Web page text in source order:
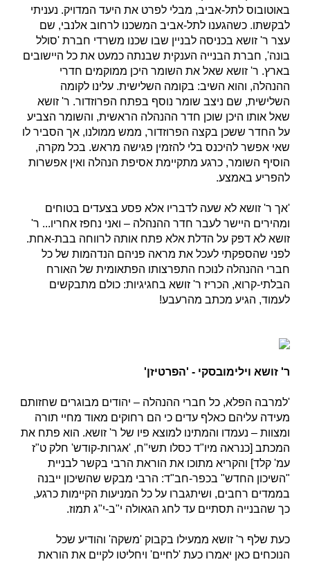
באוטובוס לתל-אביב, מבלי לפרט את היעד המדויק. נעניתי
לבקשתו. כשהגענו לתל-אביב המשכנו לרחוב אלנבי, שם
עצר ר' זושא בכניסה לבניין שבו שכנו משרדי חברת 'סולל
בונה', חברת הבנייה הענקית שבנתה כמעט את כל היישובים
בארץ. ר' זושא שאל את השומר היכן ממוקמים חדרי
ההנהלה, והוא השיב: בקומה השלישית. עלינו לקומה
השלישית, שם ניצב שומר נוסף בפתח הפרוזדור. ר' זושא
שאל אותו היכן שוכן חדר ההנהלה הראשית, והשומר הצביע
על החדר ששכן בקצה הפרוזדור, ממש ממולנו, אך הסביר לו
שאי אפשר להיכנס בלי להזמין פגישה מראש. בכל מקרה,
הוסיף השומר, כרגע מתקיימת אסיפת הנהלה ואין אפשרות
להפריע באמצע.
'אך ר' זושא לא שעה לדבריו אלא פסע בצעדים בטוחים
ומהירים היישר לעבר חדר ההנהלה – ואני נחפז אחריו... ר'
זושא לא דפק על הדלת אלא פתח אותה לרווחה בבת-אחת.
לפני שהספקתי לעכל את מראה פניהם הנדהמות של כל
חברי ההנהלה לנוכח התפרצותו הפתאומית של האורח
הבלתי-קרוא, הכריז ר' זושא בחגיגיות: כולם מתבקשים
לעמוד, הגיע מכתב מהרעבע!
ר' זושא וילימובסקי - 'הפרטיזן'
'למרבה הפלא, כל חברי ההנהלה – יהודים מבוגרים שחזותם
מעידה עליהם כאלף עדים כי הם רחוקים מאוד מחיי תורה
ומצוות – נעמדו והמתינו למוצא פיו של ר' זושא. הוא פתח את
המכתב [כנראה מיו"ד כסלו תשי"ח, 'אגרות-קודש' חלק ט"ז
עמ' קלד] והקריא מתוכו את הוראת הרבי בקשר לבניית
"השיכון החדש" בכפר-חב"ד: הרבי מבקש שהשיכון ייבנה
בממדים רחבים, ושיתגברו על כל המניעות הקיימות כרגע,
כך שהבנייה תסתיים עד לחג הגאולה י"ב-י"ג תמוז.
כעת שלף ר' זושא ממעילו בקבוק 'משקה' והודיע שכל
הנוכחים כאן יאמרו כעת 'לחיים' ויחליטו לקיים את הוראת